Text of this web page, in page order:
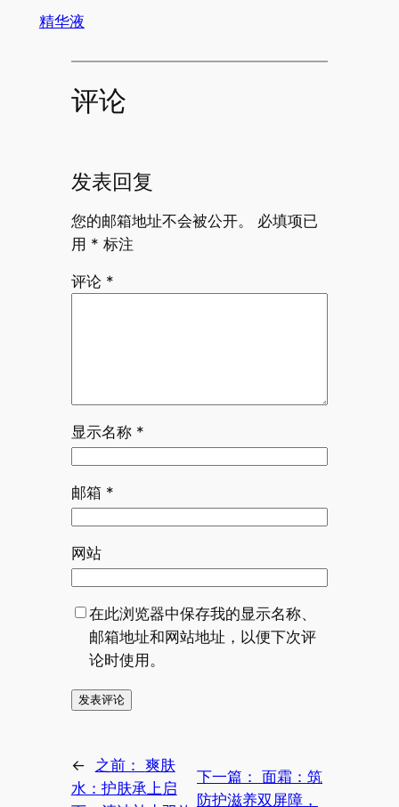
精华液
评论
发表回复
您的邮箱地址不会被公开。
必填项已
用 * 标注
评论 *
显示名称 *
邮箱 *
网站
在此浏览器中保存我的显示名称、
邮箱地址和网站地址，以便下次评
论时使用。
← 之前： 爽肤
水：护肤承上启
下一篇：
面霜：筑
防护滋养双屏障，